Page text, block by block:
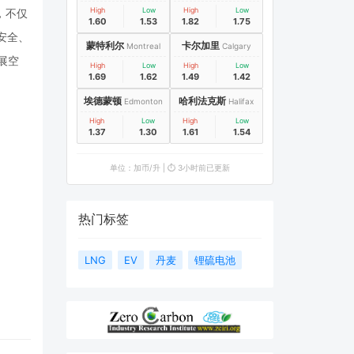
不仅
、
空
High
1.60
Low
1.53
High
1.82
Low
1.75
蒙特利尔 Montreal
High
1.69
Low
1.62
卡尔加里 Calgary
High
1.49
Low
1.42
埃德蒙顿 Edmonton
High
1.37
Low
1.30
哈利法克斯 Halifax
High
1.61
Low
1.54
单位：加币/升 | ⏱️ 3小时前已更新
热门标签
LNG EV 丹麦 锂硫电池